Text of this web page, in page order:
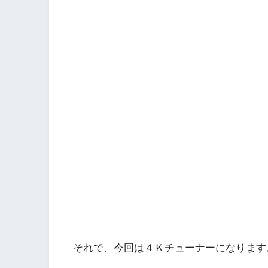
それで、今回は４Ｋチューナーになりま